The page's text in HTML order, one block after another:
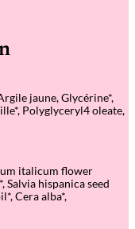
jaune, Glycérine*,
Polyglyceryl4 oleate,
italicum flower
hispanica seed
Cera alba*,